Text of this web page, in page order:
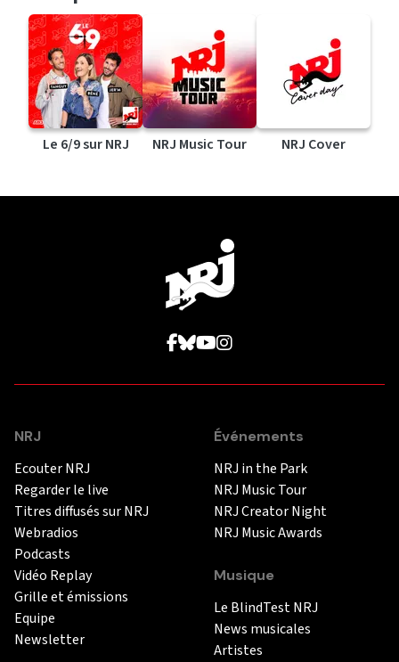
Le 6/9 sur NRJ NRJ Music Tour NRJ Cover
NRJ
Ecouter NRJ
Regarder le live
Titres diffusés sur NRJ
Webradios
Podcasts
Vidéo Replay
Grille et émissions
Equipe
Newsletter
Événements
NRJ in the Park
NRJ Music Tour
NRJ Creator Night
NRJ Music Awards
Musique
Le BlindTest NRJ
News musicales
Artistes